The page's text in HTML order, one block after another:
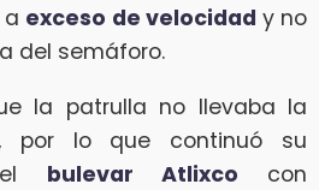
exceso de velocidad y no
del semáforo.
la patrulla no llevaba la
por lo que continuó su
el bulevar Atlixco con